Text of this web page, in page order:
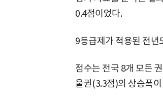
0.4점이었다.
9등급제가 적용된 전년
점수는 전국 8개 모든
울권(3.3점)의 상승폭